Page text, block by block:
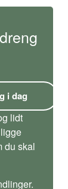
i dag
lidt
du skal